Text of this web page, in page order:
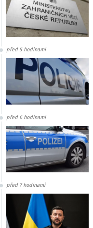
před 5 hodinami
před 6 hodinami
před 7 hodinami